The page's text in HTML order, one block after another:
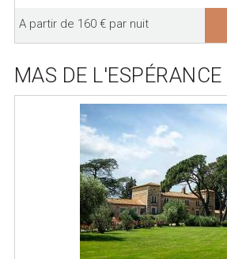
A partir de 160 € par nuit
MAS DE L'ESPÉRANCE